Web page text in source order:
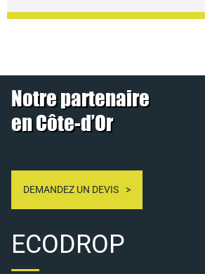
Notre partenaire
en Côte-d’Or
DEMANDEZ UN DEVIS
ECODROP